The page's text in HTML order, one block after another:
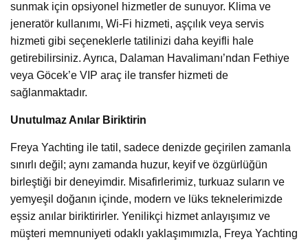
sunmak için opsiyonel hizmetler de sunuyor. Klima ve
jeneratör kullanımı, Wi-Fi hizmeti, aşçılık veya servis
hizmeti gibi seçeneklerle tatilinizi daha keyifli hale
getirebilirsiniz. Ayrıca, Dalaman Havalimanı’ndan Fethiye
veya Göcek’e VIP araç ile transfer hizmeti de
sağlanmaktadır.
Unutulmaz Anılar Biriktirin
Freya Yachting ile tatil, sadece denizde geçirilen zamanla
sınırlı değil; aynı zamanda huzur, keyif ve özgürlüğün
birleştiği bir deneyimdir. Misafirlerimiz, turkuaz suların ve
yemyeşil doğanın içinde, modern ve lüks teknelerimizde
eşsiz anılar biriktirirler. Yenilikçi hizmet anlayışımız ve
müşteri memnuniyeti odaklı yaklaşımımızla, Freya Yachting